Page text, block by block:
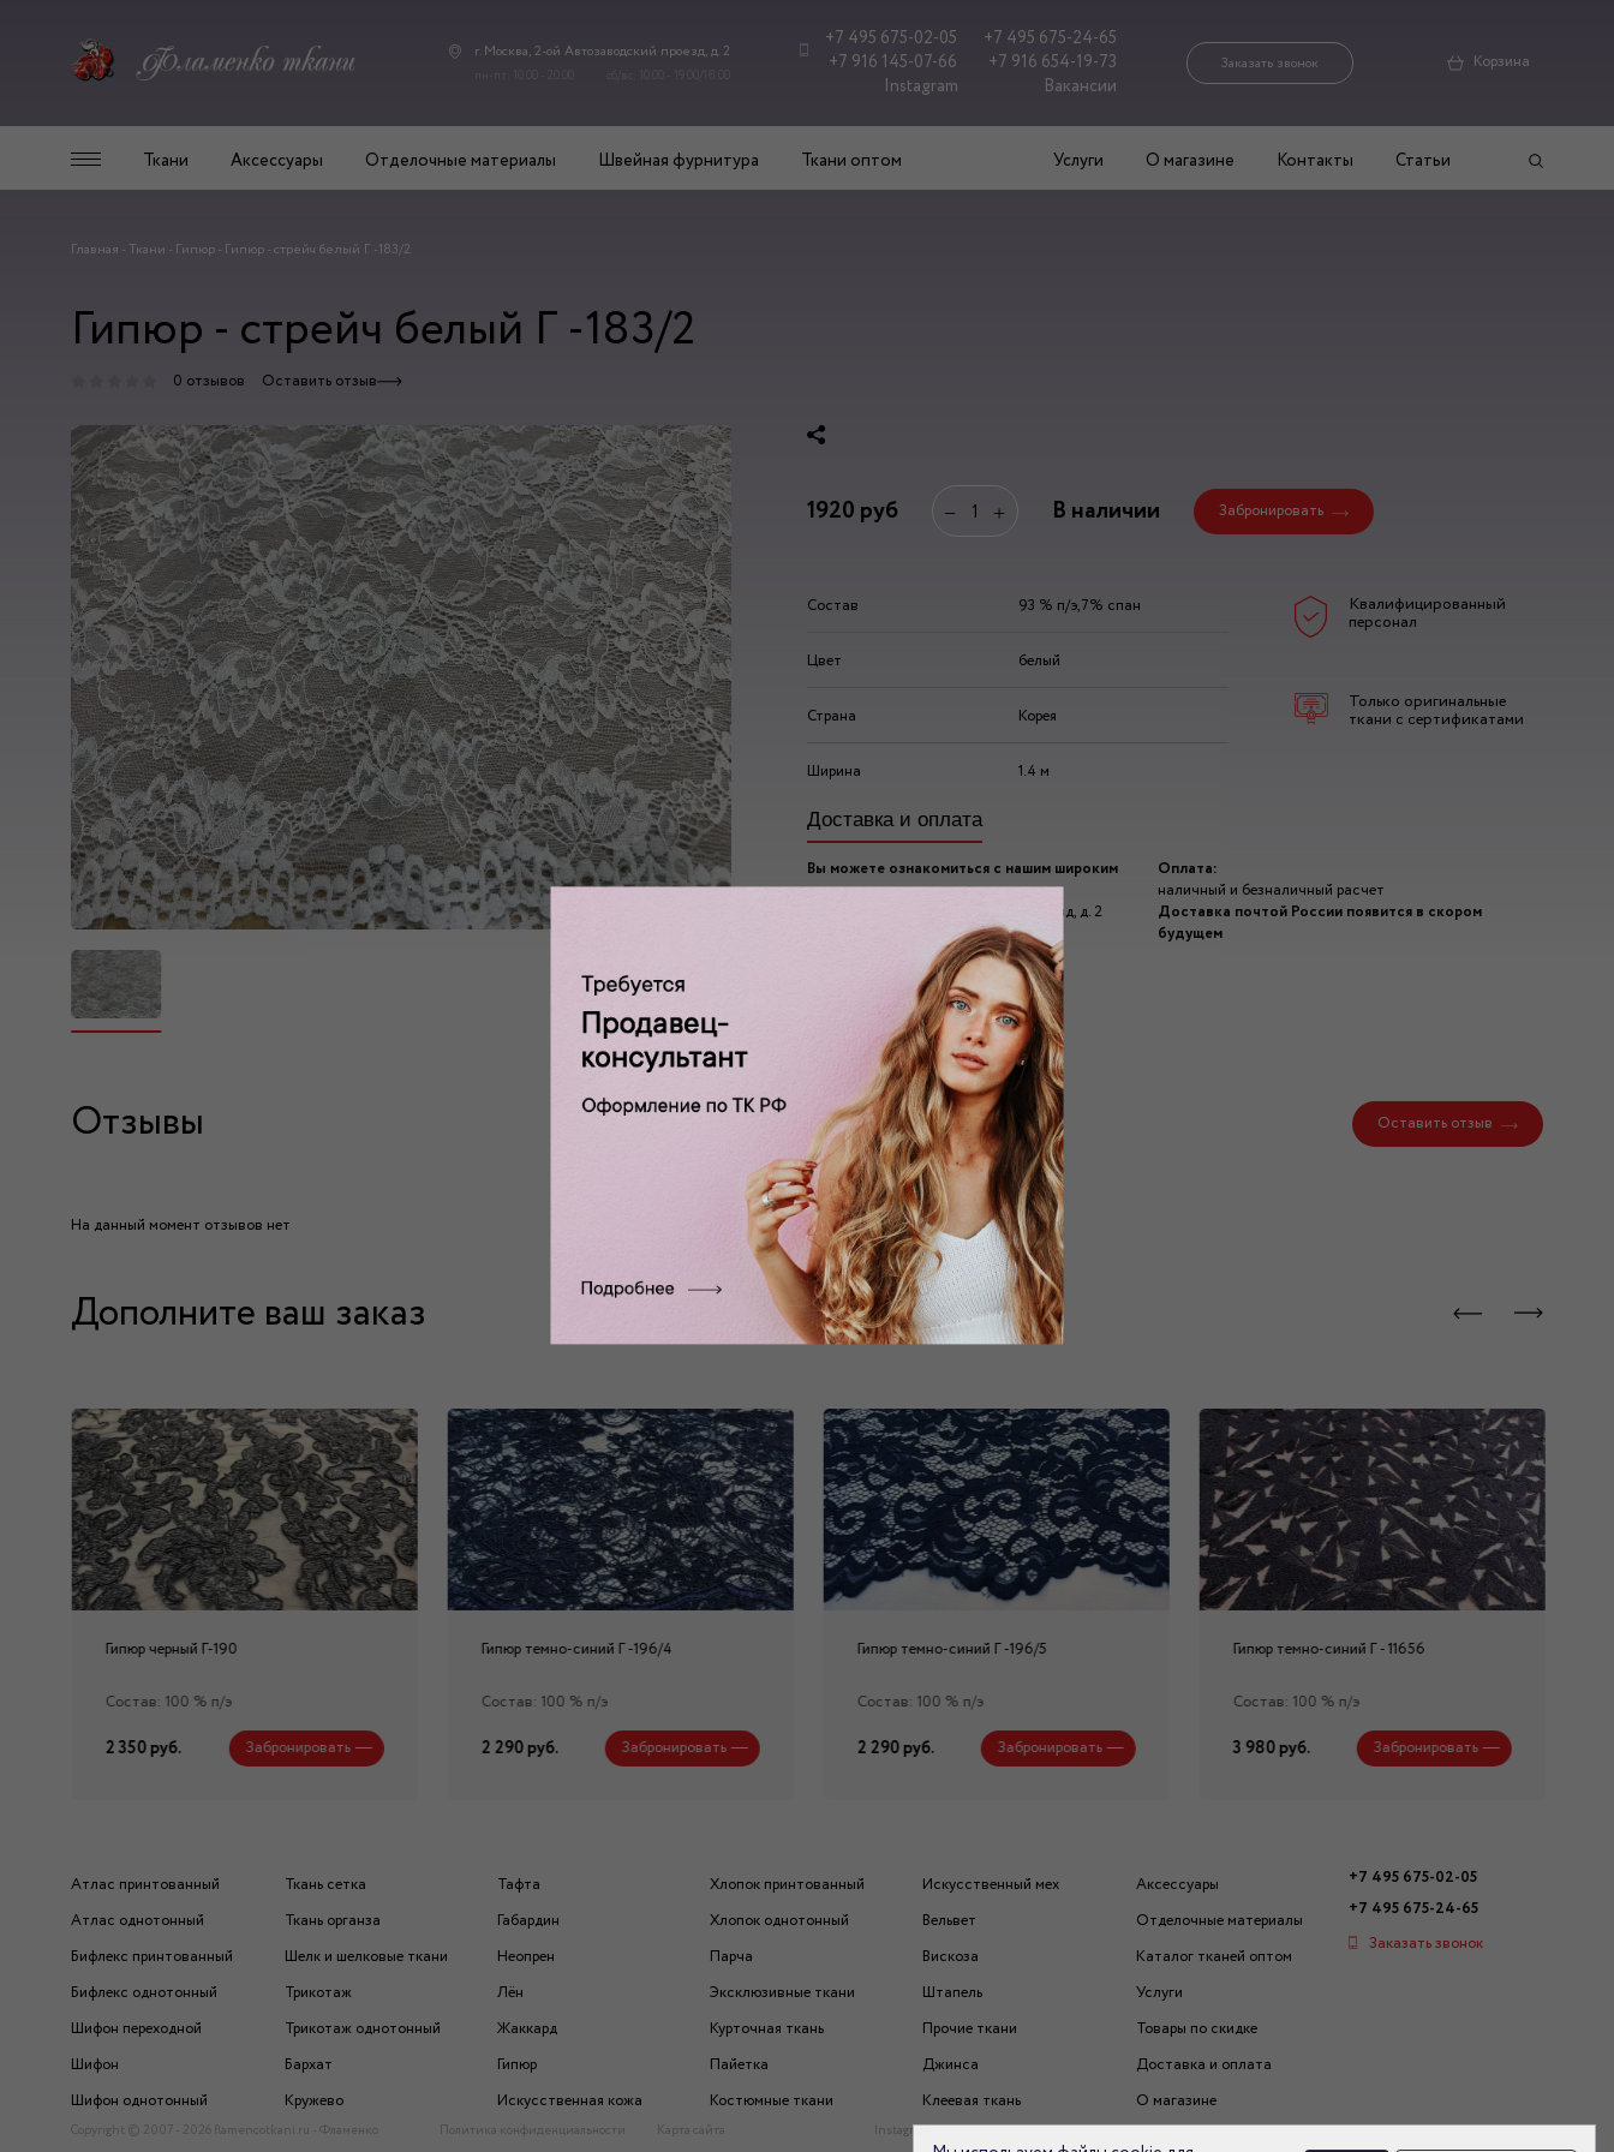
г. Москва, 2-ой Автозаводский проезд, д. 2
+7 495 675-02-05
+7 495 675-24-65
+7 916 145-07-66
+7 916 654-19-73
Instagram
Вакансии
Заказать звонок Корзина
Ткани Аксессуары Отделочные материалы Швейная фурнитура Ткани оптом Услуги О магазине Контакты Статьи
Главная - Ткани - Гипюр- Гипюр - стрейч белый Г -183/2
Гипюр - стрейч белый Г -183/2
0 отзывов Оставить отзыв
1920 руб − + В наличии Забронировать
Состав 93 % п/э,7% спан
Цвет белый
Страна Корея
Ширина 1.4 м
Квалифицированный
персонал
Только оригинальные
ткани с сертификатами
Доставка и оплата
Вы можете ознакомиться с нашим широким
ассортиментом по адресу:
г. Москва, 2-ой Автозаводский проезд, д. 2
пн-пт: 10.00 - 20.00
сб/вс: 10.00 - 19.00/18.00
Оплата:
наличный и безналичный расчет
Доставка почтой России появится в скором
будущем
Отзывы Оставить отзыв
На данный момент отзывов нет
Дополните ваш заказ
Гипюр черный Г-190
Состав: 100 % п/э
2 350 руб. Забронировать
Гипюр темно-синий Г -196/4
Состав: 100 % п/э
2 290 руб. Забронировать
Гипюр темно-синий Г -196/5
Состав: 100 % п/э
2 290 руб. Забронировать
Гипюр темно-синий Г - 11656
Состав: 100 % п/э
3 980 руб. Забронировать
Атлас принтованный
Атлас однотонный
Бифлекс принтованный
Бифлекс однотонный
Шифон переходной
Шифон
Шифон однотонный
Ткань сетка
Ткань органза
Шелк и шелковые ткани
Трикотаж
Трикотаж однотонный
Бархат
Кружево
Тафта
Габардин
Неопрен
Лён
Жаккард
Гипюр
Искусственная кожа
Хлопок принтованный
Хлопок однотонный
Парча
Эксклюзивные ткани
Курточная ткань
Пайетка
Костюмные ткани
Искусственный мех
Вельвет
Вискоза
Штапель
Прочие ткани
Джинса
Клеевая ткань
Аксессуары
Отделочные материалы
Каталог тканей оптом
Услуги
Товары по скидке
Доставка и оплата
О магазине
+7 495 675-02-05
+7 495 675-24-65
Заказать звонок
Copyright © 2007 - 2026 flamencotkani.ru - Фламенко Политика конфиденциальности Карта сайта Instagram